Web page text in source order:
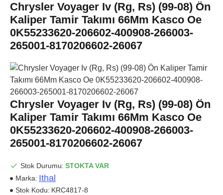
Chrysler Voyager Iv (Rg, Rs) (99-08) Ön
Kaliper Tamir Takımı 66Mm Kasco Oe
0K55233620-206602-400908-266003-
265001-8170206602-26067
Chrysler Voyager Iv (Rg, Rs) (99-08) Ön
Kaliper Tamir Takımı 66Mm Kasco Oe
0K55233620-206602-400908-266003-
265001-8170206602-26067
Stok Durumu: STOKTA VAR
Marka: Ithal
Stok Kodu: KRC4817-8